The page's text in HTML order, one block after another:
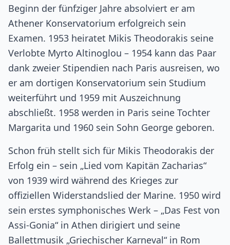
Beginn der fünfziger Jahre absolviert er am
Athener Konservatorium erfolgreich sein
Examen. 1953 heiratet Mikis Theodorakis seine
Verlobte Myrto Altinoglou – 1954 kann das Paar
dank zweier Stipendien nach Paris ausreisen, wo
er am dortigen Konservatorium sein Studium
weiterführt und 1959 mit Auszeichnung
abschließt. 1958 werden in Paris seine Tochter
Margarita und 1960 sein Sohn George geboren.
Schon früh stellt sich für Mikis Theodorakis der
Erfolg ein – sein „Lied vom Kapitän Zacharias“
von 1939 wird während des Krieges zur
offiziellen Widerstandslied der Marine. 1950 wird
sein erstes symphonisches Werk – „Das Fest von
Assi-Gonia“ in Athen dirigiert und seine
Ballettmusik „Griechischer Karneval“ in Rom